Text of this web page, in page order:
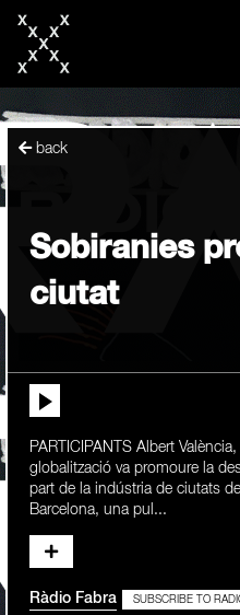
content
back
Sobiranies
ciutat
PARTICIPANTS Albert
globalització va promoure la
part de la indústria de ciutats
Barcelona, una pul...
Ràdio Fabra SUBSCRIBE TO